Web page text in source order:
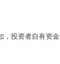
，投资者自有资金